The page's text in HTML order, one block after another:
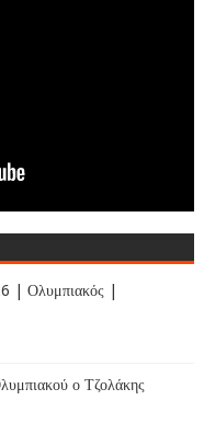
| Ολυμπιακός |
ο Τζολάκης